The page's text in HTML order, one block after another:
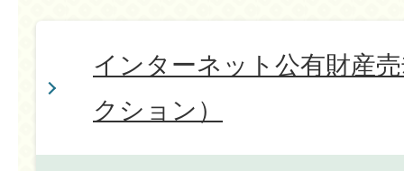
インターネット公有財産
クション）